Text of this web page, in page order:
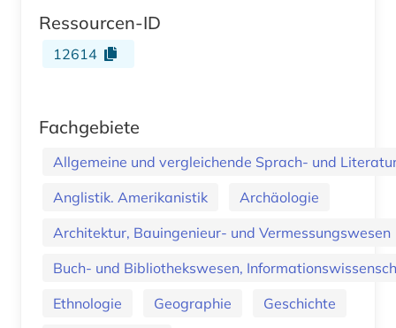
Ressourcen-ID
12614
Fachgebiete
Allgemeine und vergleichende Sprach- und
Anglistik. Amerikanistik
Archäologie
Architektur, Bauingenieur- und Vermessungswesen
Buch- und Bibliothekswesen,
Ethnologie
Geographie
Geschichte